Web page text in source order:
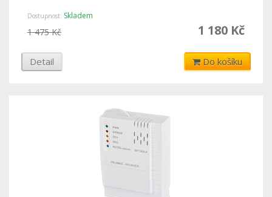
Dostupnost: Skladem
1 180 Kč
1 475 Kč
Detail Do košíku